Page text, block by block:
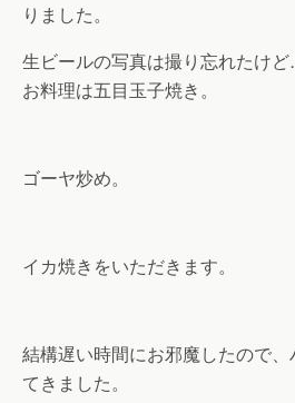
りました。
生ビールの写真は撮り忘れたけ
お料理は五目玉子焼き。
ゴーヤ炒め。
イカ焼きをいただきます。
結構遅い時間にお邪魔したので
てきました。